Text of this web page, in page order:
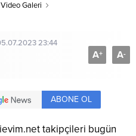
Video Galeri
23:44
A+ A-
ABONE OL
takipçileri bugün